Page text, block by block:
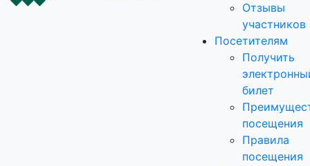
Отзывы
участников
Посетителям
Получить
билет
посещения
Правила
посещения